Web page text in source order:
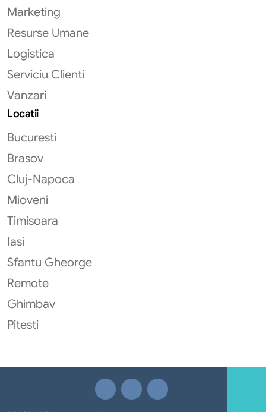
Marketing
Resurse Umane
Logistica
Serviciu Clienti
Vanzari
Locatii
Bucuresti
Brasov
Cluj-Napoca
Mioveni
Timisoara
Iasi
Sfantu Gheorge
Remote
Ghimbav
Pitesti